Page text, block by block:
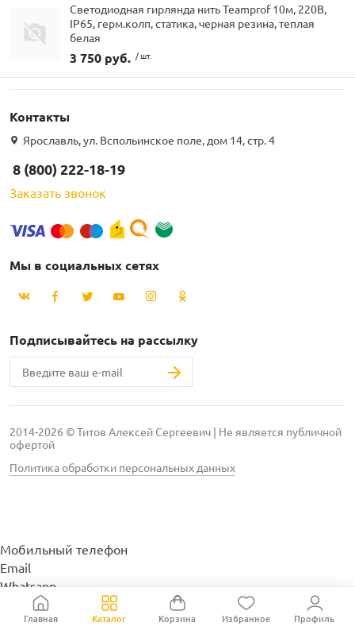
Светодиодная гирлянда нить Teamprof 10м, 220В,
IP65, герм.колп, статика, черная резина, теплая
белая
3 750 руб. / шт.
Главная Каталог Корзина Избранное Профиль
Контакты
Ярославль, ул. Вспольинское поле, дом 14, стр. 4
8 (800) 222-18-19
Заказать звонок
Мы в социальных сетях
Подписывайтесь на рассылку
2014-2026 © Титов Алексей Сергеевич | Не является публичной
офертой
Политика обработки персональных данных
Мобильный телефон
Email
Whatsapp
Whatsapp
Telegram